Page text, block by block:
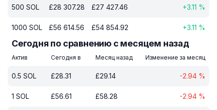
500 SOL £28 307.28 £27 427.46 +3.11 %
1000 SOL £56 614.56 £54 854.92 +3.11 %
Сегодня по сравнению с месяцем назад
Актив Сегодня в Месяц назад Изменение за месяц
0.5 SOL £28.31 £29.14 -2.94 %
1 SOL £56.61 £58.28 -2.94 %